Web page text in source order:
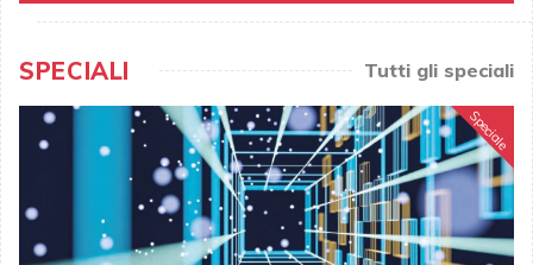
SPECIALI Tutti gli speciali
Speciale